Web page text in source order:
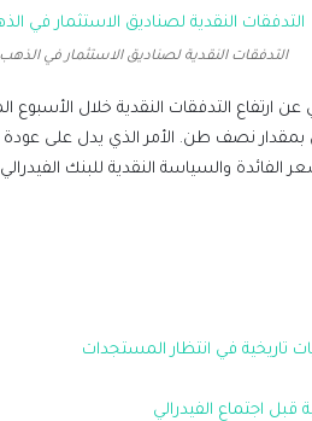
التدفقات النقدية لصناديق الاستثمار في الذهب 17 سبتمبر
نصف طن. الأمر الذي يدل على عودة
والسياسة النقدية للبنك الفيدرالي
تاريخية في انتظار المستجدات
قبل اجتماع الفيدرالي